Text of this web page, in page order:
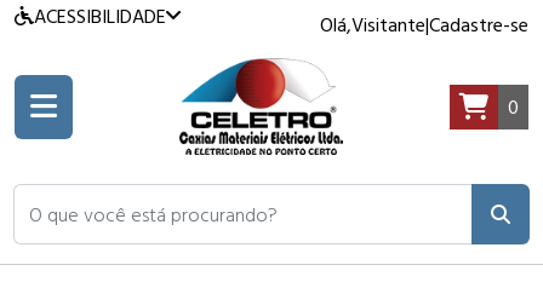
ACESSIBILIDADE Olá,Visitante|Cadastre-se
O que você está procurando?
0